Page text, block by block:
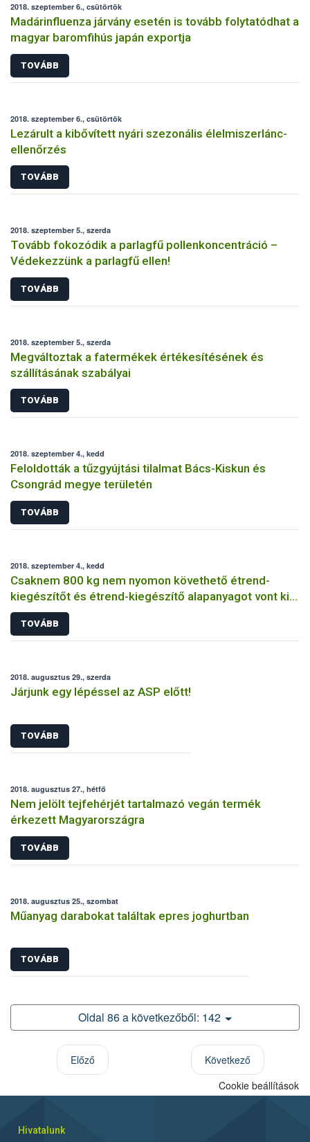
2018. szeptember 6., csütörtök
Madárinfluenza járvány esetén is tovább folytatódhat a
magyar baromfihús japán exportja
TOVÁBB
2018. szeptember 6., csütörtök
Lezárult a kibővített nyári szezonális élelmiszerlánc-
ellenőrzés
TOVÁBB
2018. szeptember 5., szerda
Tovább fokozódik a parlagfű pollenkoncentráció –
Védekezzünk a parlagfű ellen!
TOVÁBB
2018. szeptember 5., szerda
Megváltoztak a fatermékek értékesítésének és
szállításának szabályai
TOVÁBB
2018. szeptember 4., kedd
Feloldották a tűzgyújtási tilalmat Bács-Kiskun és
Csongrád megye területén
TOVÁBB
2018. szeptember 4., kedd
Csaknem 800 kg nem nyomon követhető étrend-
kiegészítőt és étrend-kiegészítő alapanyagot vont ki a
forgalomból a Nébih
TOVÁBB
2018. augusztus 29., szerda
Járjunk egy lépéssel az ASP előtt!
TOVÁBB
2018. augusztus 27., hétfő
Nem jelölt tejfehérjét tartalmazó vegán termék
érkezett Magyarországra
TOVÁBB
2018. augusztus 25., szombat
Műanyag darabokat találtak epres joghurtban
TOVÁBB
Oldal 86 a következőből: 142
Előző
Következő
Cookie beállítások
Hivatalunk